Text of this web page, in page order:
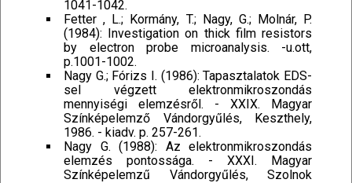
1041-1042.
Fetter , L.; Kormány, T.; Nagy, G.; Molnár, P.
(1984): Investigation on thick film resistors
by electron probe microanalysis. -u.ott,
p.1001-1002.
Nagy G.; Fórizs I. (1986): Tapasztalatok EDS-
sel végzett elektronmikroszondás
mennyiségi elemzésről. - XXIX. Magyar
Színképelemző Vándorgyűlés, Keszthely,
1986. - kiadv. p. 257-261.
Nagy G. (1988): Az elektronmikroszondás
elemzés pontossága. - XXXI. Magyar
Színképelemzű Vándorgyűlés, Szolnok